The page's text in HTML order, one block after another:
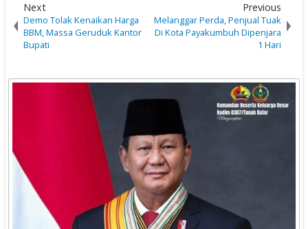
Next
Demo Tolak Kenaikan Harga
BBM, Massa Geruduk Kantor
Bupati
Previous
Melanggar Perda, Penjual Tuak
Di Kota Payakumbuh Dipenjara
1 Hari